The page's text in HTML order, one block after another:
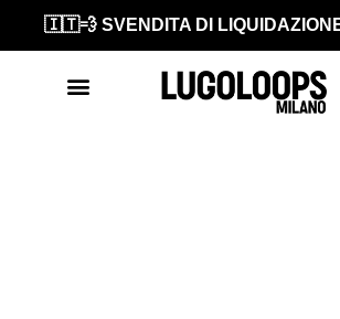
🇮🇹💨 SVENDITA DI